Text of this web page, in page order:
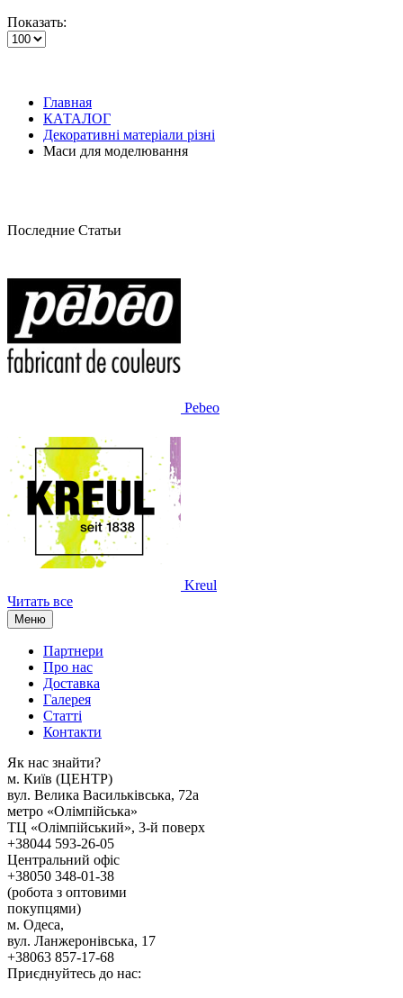
Показать:
Главная
КАТАЛОГ
Декоративні матеріали різні
Маси для моделювання
Последние Статьи
Pebeo
Kreul
Читать все
Меню
Партнери
Про нас
Доставка
Галерея
Статтi
Контакти
Як наc знайти?
м. Киïв (ЦЕНТР)
вул. Велика Васильківська, 72а
метро «Олімпійська»
ТЦ «Олімпійський», 3-й поверх
+38044 593-26-05
Центральний офіс
+38050 348-01-38
(робота з оптовими
покупцями)
м. Одеса,
вул. Ланжеронівська, 17
+38063 857-17-68
Приєднуйтесь до нас: